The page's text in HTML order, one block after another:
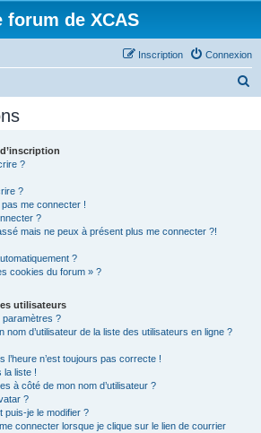
forum de XCAS
Connexion
Inscription
?
?
me connecter !
?
mais ne peux à présent plus me connecter ?!
?
cookies du forum » ?
utilisateurs
paramètres ?
nom d’utilisateur de la liste des utilisateurs en ligne ?
l’heure n’est toujours pas correcte !
la liste !
à côté de mon nom d’utilisateur ?
?
puis-je le modifier ?
connecter lorsque je clique sur le lien de courrier